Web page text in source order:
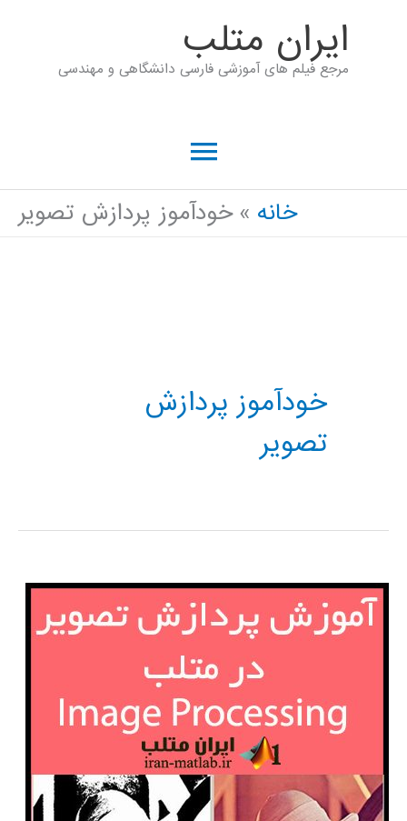
ايران متلب
مرجع فیلم های آموزشی فارسی دانشگاهی و مهندسی
فهرست
اصلی
خانه خودآموز پردازش تصویر
خودآموز پردازش
تصویر